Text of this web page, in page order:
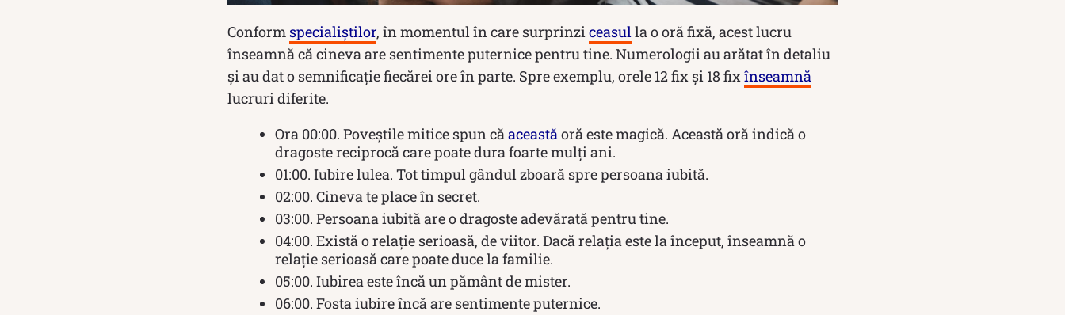
Conform specialiștilor, în momentul în care surprinziceasulla o oră fixă, acest lucru
înseamnă că cineva are sentimente puternice pentru tine. Numerologii au arătat în detaliu
și au dat o semnificație fiecărei ore în parte. Spre exemplu, orele 12 fix și 18 fixînseamnă
lucruri diferite.
Ora 00:00. Poveștile mitice spun căaceastăoră este magică. Această oră indică o
dragoste reciprocă care poate dura foarte mulți ani.
01:00. Iubire lulea. Tot timpul gândul zboară spre persoana iubită.
02:00. Cineva te place în secret.
03:00. Persoana iubită are o dragoste adevărată pentru tine.
04:00. Există o relație serioasă, de viitor. Dacă relația este la început, înseamnă o
relație serioasă care poate duce la familie.
05:00. Iubirea este încă un pământ de mister.
06:00. Fosta iubire încă are sentimente puternice.